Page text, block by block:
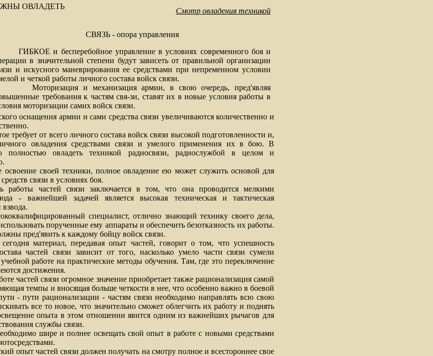
ОВЛАДЕТЬ
Смотр овладения техникой
СВЯЗЬ - опора управления
и бесперебойное управление в условиях современного боя и
в значительной степени будут зависеть от правильной организации
и искусного маневрирования ее средствами при непременном условии
и четкой работы личного состава войск связи.
и механизация армии, в свою очередь, пред'являя
требования к частям свя-зи, ставят их в новые условия работы в
моторизации самих войск связи.
оснащения армии и сами средства связи увеличиваются количественно и
требует от всего личного состава войск связи высокой подготовленности и,
овладения средствами связи и умелого применения их в бою. В
полностью овладеть техникой радиосвязи, радиослужбой в целом и
своей техники, полное овладение ею может служить основой для
связи в условиях боя.
частей связи заключается в том, что она проводится мелкими
- важнейшей задачей является высокая техническая и тактическая
специалист, отлично знающий технику своего дела,
порученные ему аппараты и обеспечить безотказность их работы.
пред'явить к каждому бойцу войск связи.
материал, передавая опыт частей, говорит о том, что успешность
частей связи зависит от того, насколько умело части связи сумели
работе на практические методы обучения. Там, где это переключение
достижения.
частей связи огромное значение приобретает также рационализация самой
темпы и вносящая больше четкости в нее, что особенно важно в боевой
- пути рационализации - частям связи необходимо направлять всю свою
все то новое, что значительно сможет облегчить их работу и поднять
опыта в этом отношении явится одним из важнейших рычагов для
службы связи.
шире и полнее освещать свой опыт в работе с новыми средствами
опыт частей связи должен получать на смотру полное и всестороннее свое